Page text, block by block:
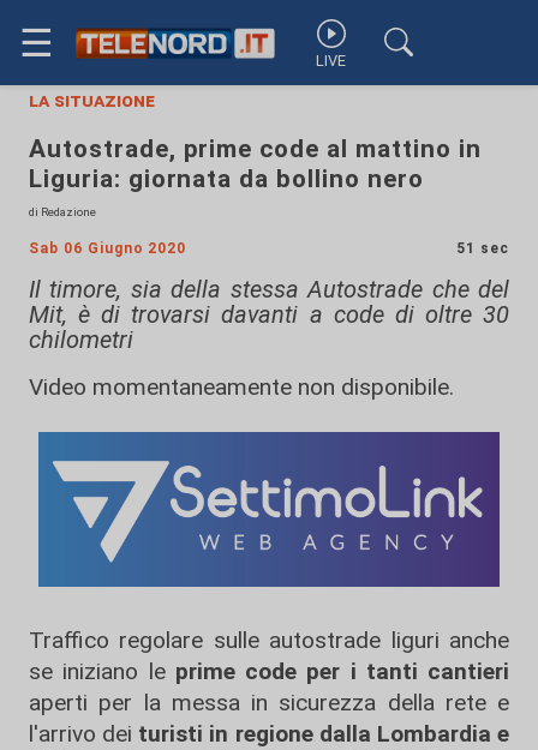
☰ LIVE
la situazione
Autostrade, prime code al mattino in
Liguria: giornata da bollino nero
di Redazione
Sab 06 Giugno 2020 51 sec
Il timore, sia della stessa Autostrade che del
Mit, è di trovarsi davanti a code di oltre 30
chilometri
Video momentaneamente non disponibile.
Traffico regolare sulle autostrade liguri anche
se iniziano le prime code per i tanti cantieri
aperti per la messa in sicurezza della rete e
l'arrivo dei turisti in regione dalla Lombardia e